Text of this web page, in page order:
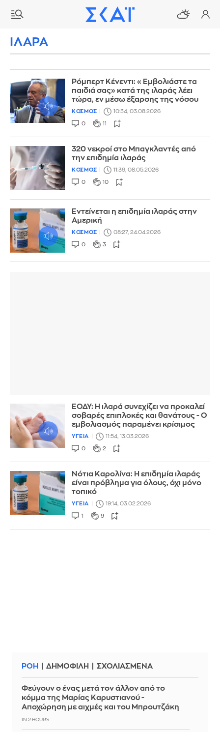
ΙΛΑΡΑ
Ρόμπερτ Κένεντι: «Εμβολιάστε τα
παιδιά σας» κατά της ιλαράς λέει
τώρα, εν μέσω έξαρσης της νόσου
ΚΟΣΜΟΣ 10:34, 03.08.2026
0 11
320 νεκροί στο Μπαγκλαντές από
την επιδημία ιλαράς
ΚΟΣΜΟΣ 11:39, 08.05.2026
0 10
Εντείνεται η επιδημία ιλαράς στην
Αμερική
ΚΟΣΜΟΣ 08:27, 24.04.2026
0 3
ΕΟΔΥ: Η ιλαρά συνεχίζει να προκαλεί
σοβαρές επιπλοκές και θανάτους - Ο
εμβολιασμός παραμένει κρίσιμος
ΥΓΕΙΑ 11:54, 13.03.2026
0 2
Νότια Καρολίνα: Η επιδημία ιλαράς
είναι πρόβλημα για όλους, όχι μόνο
τοπικό
ΥΓΕΙΑ 19:14, 03.02.2026
1 9
ΡΟΗ ΔΗΜΟΦΙΛΗ ΣΧΟΛΙΑΣΜΕΝΑ
Φεύγουν ο ένας μετά τον άλλον από το
κόμμα της Μαρίας Καρυστιανού -
Αποχώρηση με αιχμές και του Μπρουτζάκη
IN 2 HOURS